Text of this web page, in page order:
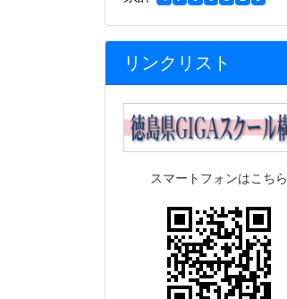
リンクリスト
スマートフォンはこちら